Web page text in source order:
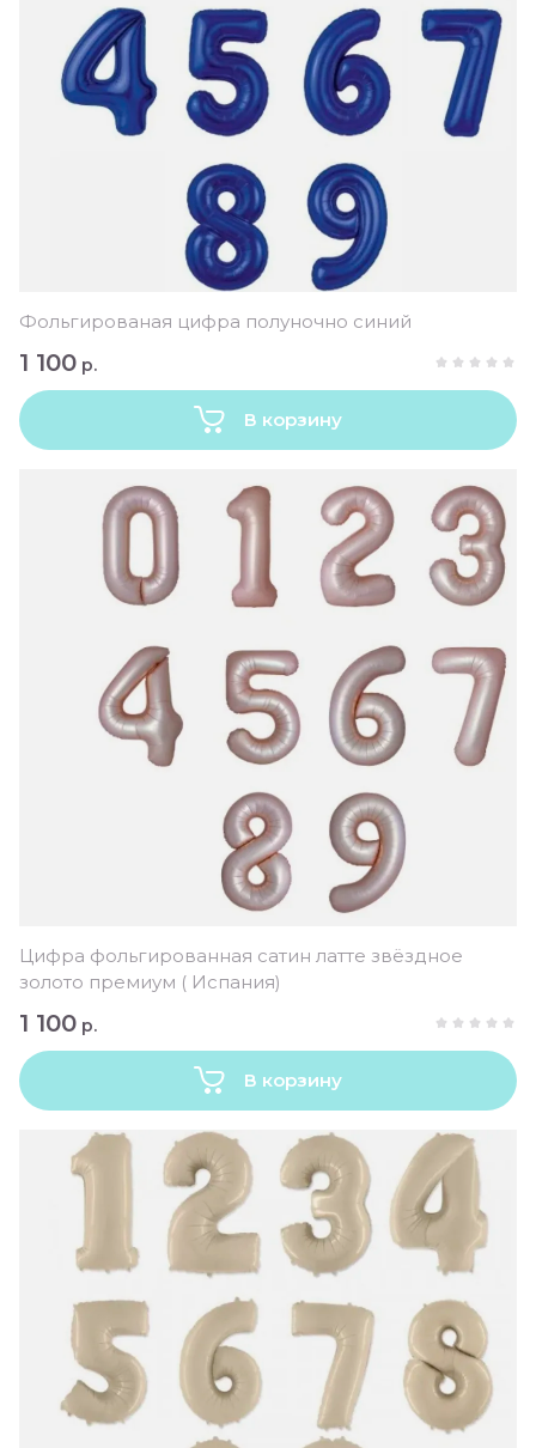
Фольгированая цифра полуночно синий
1 100 р.
В корзину
Цифра фольгированная сатин латте звёздное
золото премиум ( Испания)
1 100 р.
В корзину